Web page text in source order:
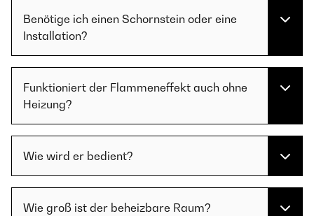
Benötige ich einen Schornstein oder eine
Installation?
Funktioniert der Flammeneffekt auch ohne
Heizung?
Wie wird er bedient?
Wie groß ist der beheizbare Raum?